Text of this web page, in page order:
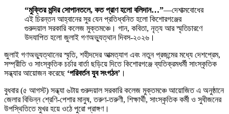
“মুক্তির মন্দির সোপানতলে, কত প্রাণ হলো বলিদান…”—দেশাত্মবোধের
এই চিরন্তন আহ্বানের সুর যেন প্রতিধ্বনিত হলো কিশোরগঞ্জের
গুরুদয়াল সরকারি কলেজ মুক্তমঞ্চে। গান, কবিতা, নৃত্য আর স্মৃতিচারণে
উদযাপিত হলো জুলাই গণঅভ্যুত্থান দিবস-২০২৬।
জুলাই গণঅভ্যুত্থানের স্মৃতি, শহীদদের আত্মত্যাগ এবং নতুন প্রজন্মের মধ্যে দেশপ্রেম,
সম্প্রীতি ও সাংস্কৃতিক চর্চার বার্তা ছড়িয়ে দিতে কিশোরগঞ্জে ব্যতিক্রমধর্মী সাংস্কৃতিক
সন্ধ্যার আয়োজন করেছে ‘পরিবর্তন যুব সংগঠন’ ।
বুধবার (৫ আগস্ট) সন্ধ্যা ৬টায় গুরুদয়াল সরকারি কলেজ মুক্তমঞ্চে আয়োজিত এ অনুষ্ঠানে
জেলার বিভিন্ন শ্রেণি-পেশার মানুষ, তরুণ-তরুণী, শিক্ষার্থী, সাংস্কৃতিক কর্মী ও সুধীজনের
উপস্থিতিতে মুখর হয়ে ওঠে পুরো প্রাঙ্গণ।